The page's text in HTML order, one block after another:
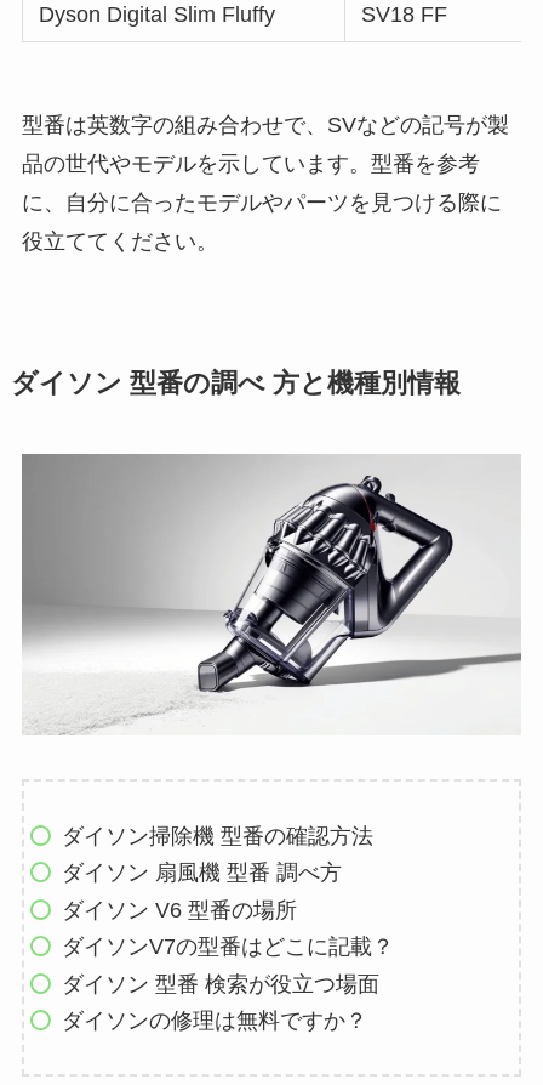
Dyson Digital Slim Fluffy SV18 FF
型番は英数字の組み合わせで、SVなどの記号が製
品の世代やモデルを示しています。型番を参考
に、自分に合ったモデルやパーツを見つける際に
役立ててください。
ダイソン 型番の調べ 方と機種別情報
ダイソン掃除機 型番の確認方法
ダイソン 扇風機 型番 調べ方
ダイソン V6 型番の場所
ダイソンV7の型番はどこに記載？
ダイソン 型番 検索が役立つ場面
ダイソンの修理は無料ですか？